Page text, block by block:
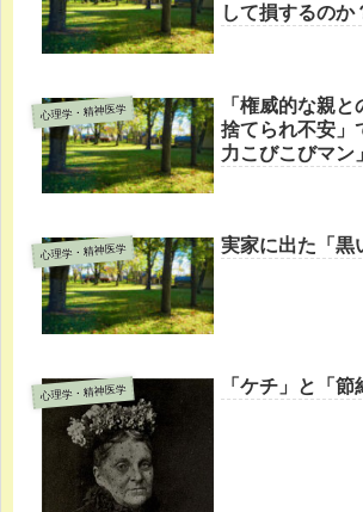
して損するのか
心理学・精神医学
「権威的な親
捨てられ不安」
力こびこびマン」
心理学・精神医学 実家に出た「黒
心理学・精神医学 「ケチ」と「